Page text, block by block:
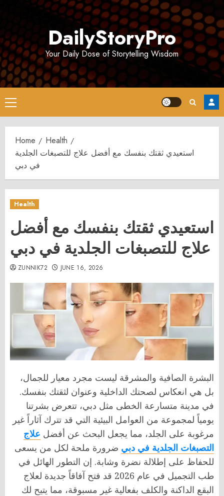
DailyStoryPro
Your Daily Dose of Storytelling Wisdom
Primary
Menu
Home
Health
استعيدي ثقتك بنفسك مع أفضل علاج للتصبغات الجلدية
في دبي
Health
استعيدي ثقتك بنفسك مع أفضل
علاج للتصبغات الجلدية في دبي
ZUNNIK72 JUNE 16, 2026
البشرة الصافية والمشرقة ليست مجرد معيار للجمال،
بل هي انعكاس لصحتك الداخلية وعنوان لثقتك بنفسك.
في مدينة متسارعة الخطى مثل دبي، تتعرض بشرتنا
يومياً لمجموعة من العوامل البيئية التي قد تترك آثاراً غير
مرغوبة على الجلد، مما يجعل البحث عن أفضل علاج
التصبغات الجلدية في دبي ضرورة ملحة لكل من يسعى
للحفاظ على إطلالة نضرة وشابة. إن التطور الهائل في
طب التجميل في عام 2026 قد فتح آفاقاً جديدة لعلاج
البقع الداكنة والكلف بفعالية غير مسبوقة، مما يتيح لك